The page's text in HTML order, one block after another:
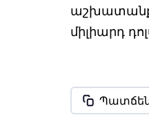
միլիարդ